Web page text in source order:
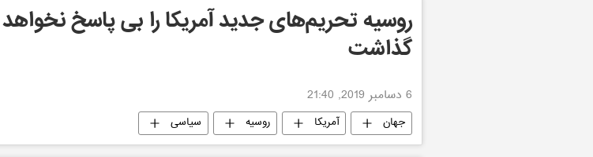
روسیه تحریم‌های جدید آمریکا را بی پاسخ نخواهد
گذاشت
6 دسامبر 2019, 21:40
جهان آمریکا روسیه سیاسی